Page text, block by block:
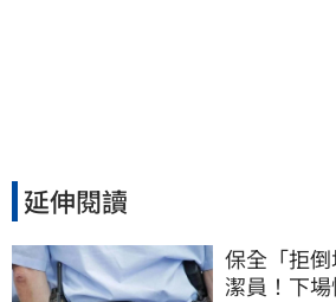
延伸閱讀
保全「拒
潔員！下場